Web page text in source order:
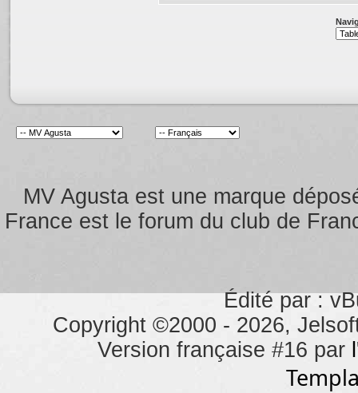
MV Agusta est une marque
France est le forum du club de
Édité par :
Copyright ©2000 - 2026,
Version française #16 par